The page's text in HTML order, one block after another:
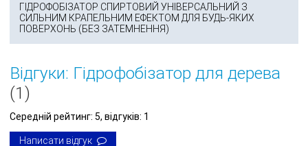
ГІДРОФОБІЗАТОР СПИРТОВИЙ УНІВЕРСАЛЬНИЙ З
СИЛЬНИМ КРАПЕЛЬНИМ ЕФЕКТОМ ДЛЯ БУДЬ-ЯКИХ
ПОВЕРХОНЬ (БЕЗ ЗАТЕМНЕННЯ)
Відгуки: Гідрофобізатор для дерева
(1)
Середній рейтинг: 5, відгуків: 1
Написати відгук